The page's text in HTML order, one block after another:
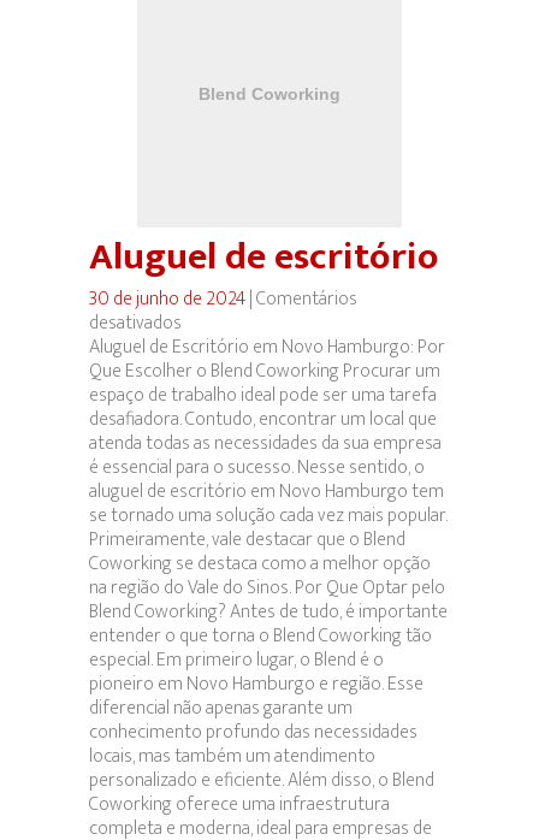
Aluguel de escritório
30 de junho de 2024|Comentários
desativados
Aluguel
de
escritório
Aluguel de Escritório em Novo Hamburgo: Por
Que Escolher o Blend Coworking Procurar um
espaço de trabalho ideal pode ser uma tarefa
desafiadora. Contudo, encontrar um local que
atenda todas as necessidades da sua empresa
é essencial para o sucesso. Nesse sentido, o
aluguel de escritório em Novo Hamburgo tem
se tornado uma solução cada vez mais popular.
Primeiramente, vale destacar que o Blend
Coworking se destaca como a melhor opção
na região do Vale do Sinos. Por Que Optar pelo
Blend Coworking? Antes de tudo, é importante
entender o que torna o Blend Coworking tão
especial. Em primeiro lugar, o Blend é o
pioneiro em Novo Hamburgo e região. Esse
diferencial não apenas garante um
conhecimento profundo das necessidades
locais, mas também um atendimento
personalizado e eficiente. Além disso, o Blend
Coworking oferece uma infraestrutura
completa e moderna, ideal para empresas de